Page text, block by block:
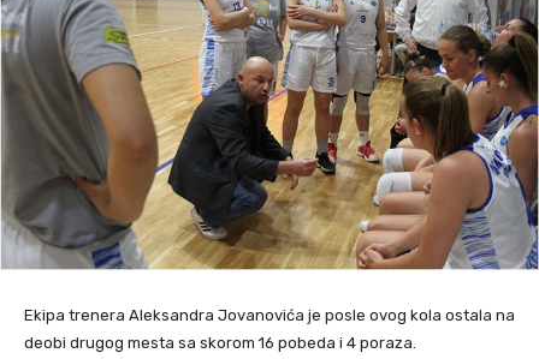
Ekipa trenera Aleksandra Jovanovića je posle ovog kola ostala na
deobi drugog mesta sa skorom 16 pobeda i 4 poraza.